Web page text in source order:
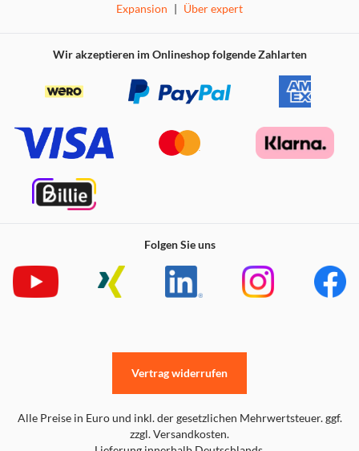
Expansion | Über expert
Wir akzeptieren im Onlineshop folgende Zahlarten
Folgen Sie uns
Alle Preise in Euro und inkl. der gesetzlichen Mehrwertsteuer. ggf.
zzgl. Versandkosten.
Vertrag widerrufen